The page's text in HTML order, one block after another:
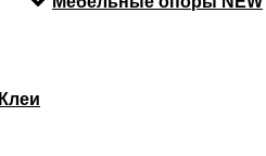
Клеи